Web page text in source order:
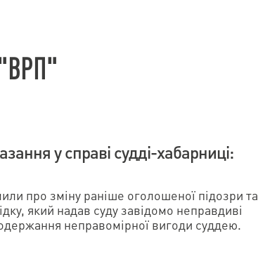
у справі судді-хабарниці:
про зміну раніше оголошеної підозри та
який надав суду завідомо неправдиві
неправомірної вигоди суддею.